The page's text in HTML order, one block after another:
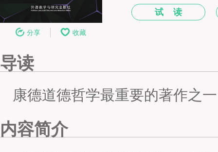
分享 收藏
试 读
导读
康德道德哲学最重要的著作之一
内容简介